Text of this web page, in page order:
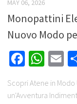
MAY 06, 2026
Monopattini
Nuovo Modo
Scopri Atene in
un'Avventura